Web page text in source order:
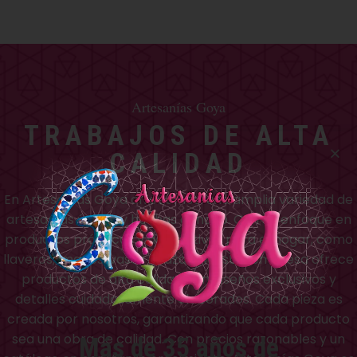
Artesanías Goya
TRABAJOS DE ALTA
CALIDAD
En Artesanías Goya ofrecemos una amplia variedad de
artesanías únicas y hechas a mano. Con un enfoque en
productos prácticos y decorativos para el hogar, como
llaveros, imanes, vasos y tazas. Nuestra empresa ofrece
productos de alta calidad con diseños exclusivos y
detalles cuidadosamente elaborados. Cada pieza es
creada por nosotros, garantizando que cada producto
sea una obra de calidad. Con precios razonables y un
Más de 35 años de